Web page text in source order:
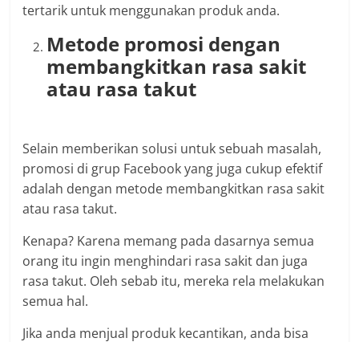
tertarik untuk menggunakan produk anda.
Metode promosi dengan
membangkitkan rasa sakit
atau rasa takut
Selain memberikan solusi untuk sebuah masalah,
promosi di grup Facebook yang juga cukup efektif
adalah dengan metode membangkitkan rasa sakit
atau rasa takut.
Kenapa? Karena memang pada dasarnya semua
orang itu ingin menghindari rasa sakit dan juga
rasa takut. Oleh sebab itu, mereka rela melakukan
semua hal.
Jika anda menjual produk kecantikan, anda bisa